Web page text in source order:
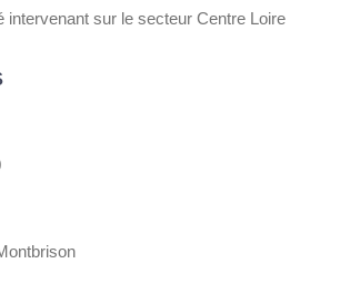
intervenant sur le secteur Centre Loire